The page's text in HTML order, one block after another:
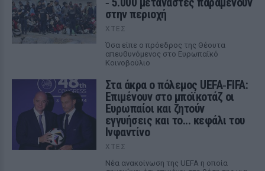
στην περιοχή
ΧΤΕΣ
Όσα είπε ο πρόεδρος της Θέουτα
απευθυνόμενος στο Ευρωπαϊκό
Κοινοβούλιο
Στα άκρα ο πόλεμος UEFA‑FIFA:
Επιμένουν στο μποϊκοτάζ οι
Ευρωπαίοι και ζητούν
εγγυήσεις και το... κεφάλι του
Ινφαντίνο
ΧΤΕΣ
Νέα ανακοίνωση της UEFA η οποία